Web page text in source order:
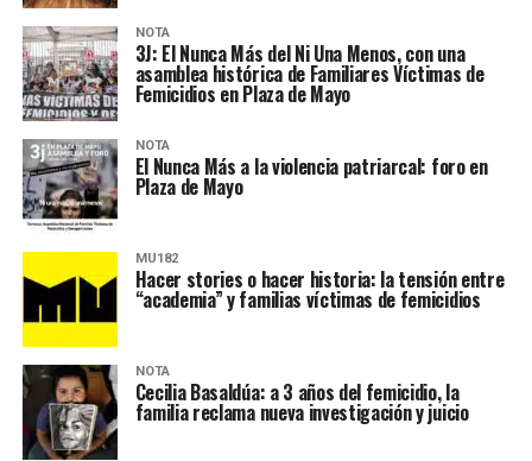
NOTA
3J: El Nunca Más del Ni Una Menos, con una
asamblea histórica de Familiares Víctimas de
Femicidios en Plaza de Mayo
NOTA
El Nunca Más a la violencia patriarcal: foro en
Plaza de Mayo
MU182
Hacer stories o hacer historia: la tensión entre
“academia” y familias víctimas de femicidios
NOTA
Cecilia Basaldúa: a 3 años del femicidio, la
familia reclama nueva investigación y juicio